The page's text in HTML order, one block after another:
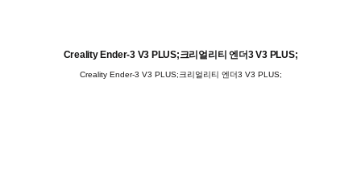
Creality Ender-3 V3 PLUS;크리얼리티 엔더3 V3 PLUS;
Creality Ender-3 V3 PLUS;크리얼리티 엔더3 V3 PLUS;